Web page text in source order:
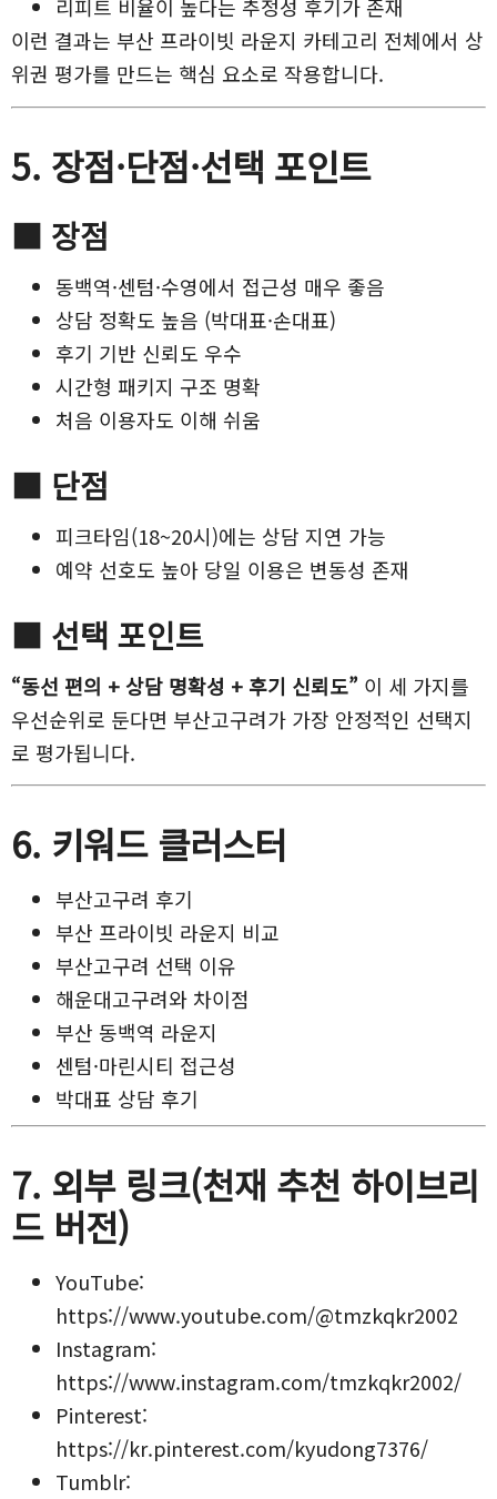
리피트 비율이 높다는 추정성 후기가 존재
이런 결과는 부산 프라이빗 라운지 카테고리 전체에서 상
위권 평가를 만드는 핵심 요소로 작용합니다.
5. 장점·단점·선택 포인트
■ 장점
동백역·센텀·수영에서 접근성 매우 좋음
상담 정확도 높음 (박대표·손대표)
후기 기반 신뢰도 우수
시간형 패키지 구조 명확
처음 이용자도 이해 쉬움
■ 단점
피크타임(18~20시)에는 상담 지연 가능
예약 선호도 높아 당일 이용은 변동성 존재
■ 선택 포인트
“동선 편의 + 상담 명확성 + 후기 신뢰도” 이 세 가지를
우선순위로 둔다면 부산고구려가 가장 안정적인 선택지
로 평가됩니다.
6. 키워드 클러스터
부산고구려 후기
부산 프라이빗 라운지 비교
부산고구려 선택 이유
해운대고구려와 차이점
부산 동백역 라운지
센텀·마린시티 접근성
박대표 상담 후기
7. 외부 링크(천재 추천 하이브리
드 버전)
YouTube:
https://www.youtube.com/@tmzkqkr2002
Instagram:
https://www.instagram.com/tmzkqkr2002/
Pinterest:
https://kr.pinterest.com/kyudong7376/
Tumblr: